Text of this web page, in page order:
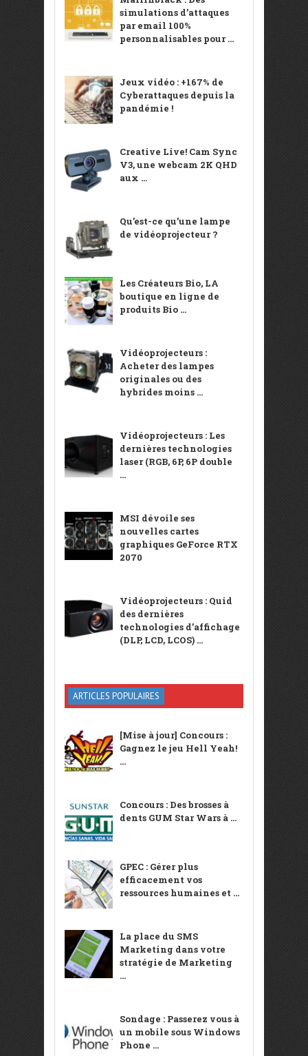
simulations d’attaques
par email 100%
personnalisables pour ...
Jeux vidéo : +167% de
Cyberattaques depuis la
pandémie !
Creative Live! Cam Sync
V3, une webcam 2K QHD
aux ...
Qu’est-ce qu’une lampe
de vidéoprojecteur ?
Les Créateurs Bio, LA
boutique en ligne de
produits Bio ...
Vidéoprojecteurs :
Acheter des lampes
originales ou des
hybrides moins ...
Vidéoprojecteurs : Les
dernières technologies
laser (RGB, 6P, 6P double
...
MSI dévoile ses
nouvelles cartes
graphiques GeForce RTX
2070
Vidéoprojecteurs : Quid
des dernières
technologies d’affichage
(DLP, LCD, LCOS) ...
ARTICLES POPULAIRES
[Mise à jour] Concours :
Gagnez le jeu Hell Yeah!
...
Concours : Des brosses à
dents GUM Star Wars à ...
GPEC : Gérer plus
efficacement vos
ressources humaines et ...
La place du SMS
Marketing dans votre
stratégie de Marketing
...
Sondage : Passerez vous à
un mobile sous Windows
Phone ...